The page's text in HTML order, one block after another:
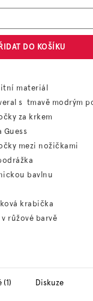
DO KOŠÍKU
materiál
s tmavě modrým
za krkem
Guess
mezi nožičkami
bavlnu
krabička
růžové barvě
(1) Diskuze